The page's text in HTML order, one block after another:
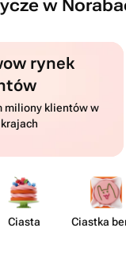
w
rynek
miliony klientów w
Ciasta Ciastka